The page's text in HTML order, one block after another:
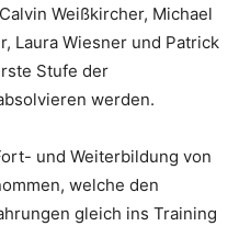
Weißkircher, Michael
Laura Wiesner und Patrick
Stufe der
werden.
und Weiterbildung von
welche den
gleich ins Training